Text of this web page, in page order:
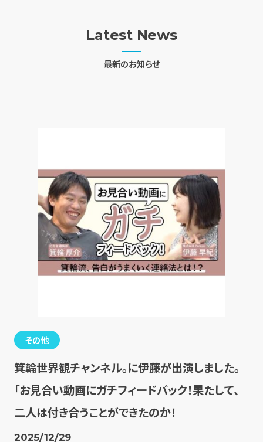
Latest News
最新のお知らせ
その他
箕輪世界観チャンネル。に伊藤が出演しました。
「お見合い動画にガチフィードバック！果たして、
二人は付き合うことができたのか！
2025/12/29